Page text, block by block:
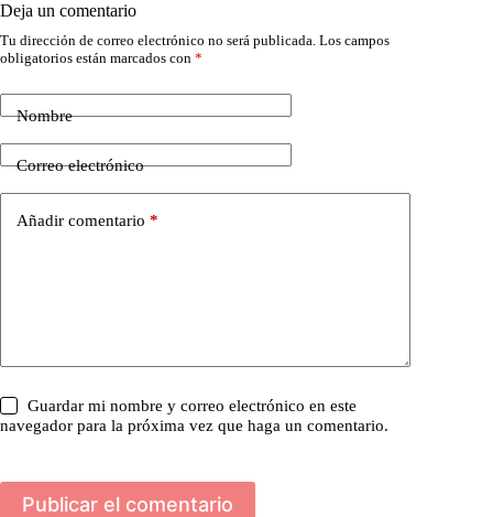
Deja un comentario
Tu dirección de correo electrónico no será publicada. Los campos
obligatorios están marcados con *
Nombre
Correo electrónico
Añadir comentario *
Guardar mi nombre y correo electrónico en este
navegador para la próxima vez que haga un comentario.
Publicar el comentario